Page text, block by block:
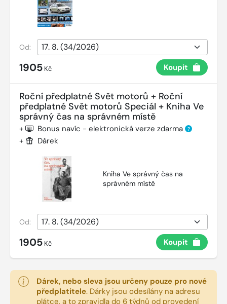
Od:
1905 Kč Koupit
Roční předplatné Svět motorů + Roční
předplatné Svět motorů Speciál + Kniha Ve
správný čas na správném místě
+ Bonus navíc - elektronická verze zdarma ?
+ Dárek
Kniha Ve správný čas na
správném místě
Od:
1905 Kč Koupit
Dárek, nebo sleva jsou určeny pouze pro nové
předplatitele. Dárky jsou odesílány na adresu
plátce, a to zpravidla do 6 týdnů od provedení